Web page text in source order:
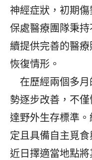
神經症狀，初期
保處醫療團隊秉
續提供完善的醫
恢復情形。
在歷經兩個多月
勢逐步改善，不
達野外生存標準
定且具備自主覓
近日擇適當地點